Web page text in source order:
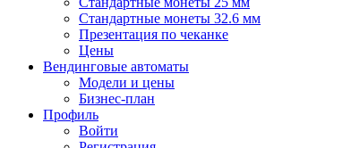
Стандартные монеты 32.6 мм
Презентация по чеканке
Цены
Вендинговые автоматы
Модели и цены
Бизнес-план
Профиль
Войти